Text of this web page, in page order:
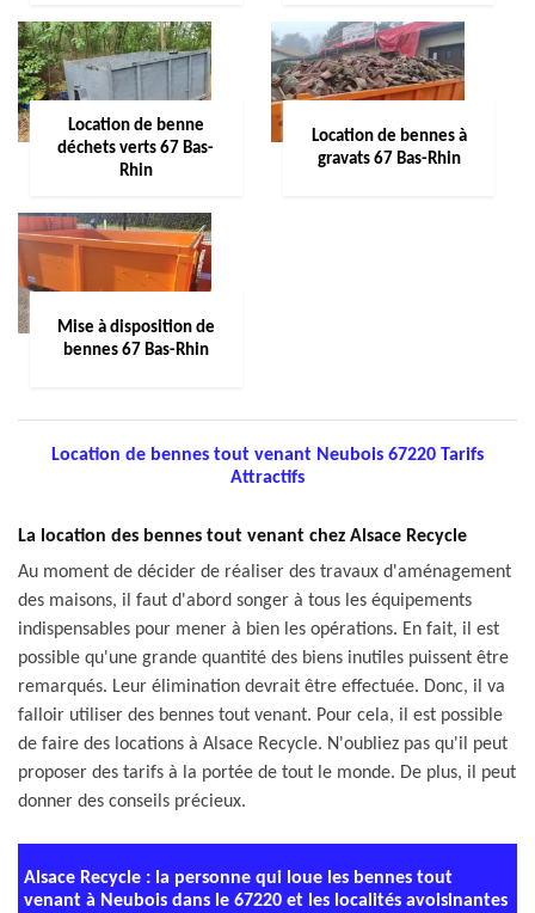
Location de benne
déchets verts 67 Bas-
Rhin
Location de bennes à
gravats 67 Bas-Rhin
Mise à disposition de
bennes 67 Bas-Rhin
Location de bennes tout venant Neubois 67220 Tarifs
Attractifs
La location des bennes tout venant chez Alsace Recycle
Au moment de décider de réaliser des travaux d'aménagement
des maisons, il faut d'abord songer à tous les équipements
indispensables pour mener à bien les opérations. En fait, il est
possible qu'une grande quantité des biens inutiles puissent être
remarqués. Leur élimination devrait être effectuée. Donc, il va
falloir utiliser des bennes tout venant. Pour cela, il est possible
de faire des locations à Alsace Recycle. N'oubliez pas qu'il peut
proposer des tarifs à la portée de tout le monde. De plus, il peut
donner des conseils précieux.
Alsace Recycle : la personne qui loue les bennes tout
venant à Neubois dans le 67220 et les localités avoisinantes